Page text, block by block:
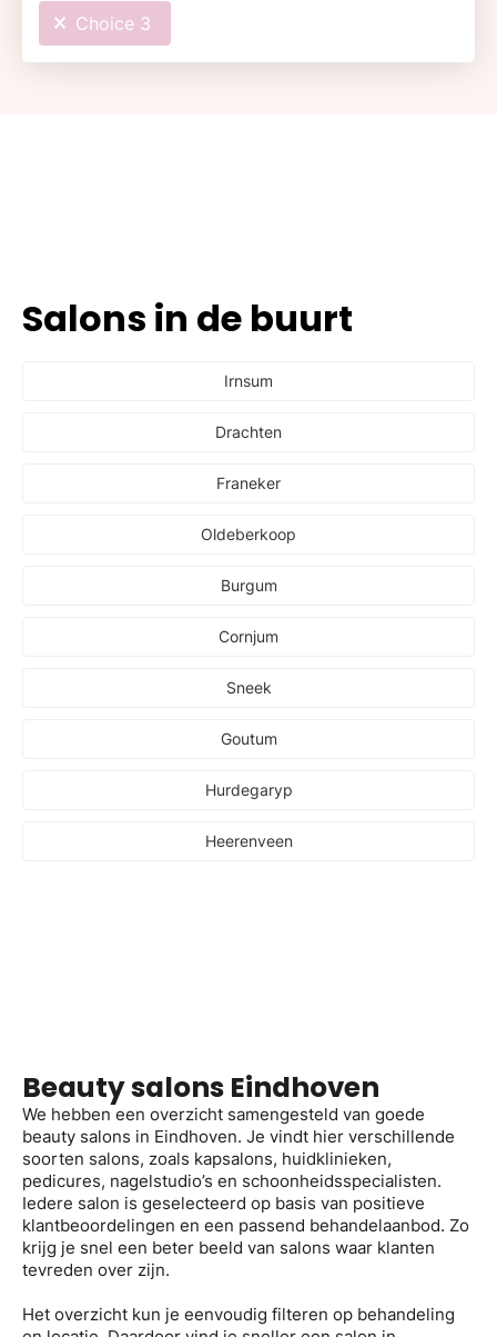
Choice 3
Salons in de buurt
Irnsum
Drachten
Franeker
Oldeberkoop
Burgum
Cornjum
Sneek
Goutum
Hurdegaryp
Heerenveen
Beauty salons Eindhoven
We hebben een overzicht samengesteld van goede
beauty salons in Eindhoven. Je vindt hier verschillende
soorten salons, zoals kapsalons, huidklinieken,
pedicures, nagelstudio’s en schoonheidsspecialisten.
Iedere salon is geselecteerd op basis van positieve
klantbeoordelingen en een passend behandelaanbod. Zo
krijg je snel een beter beeld van salons waar klanten
tevreden over zijn.
Het overzicht kun je eenvoudig filteren op behandeling